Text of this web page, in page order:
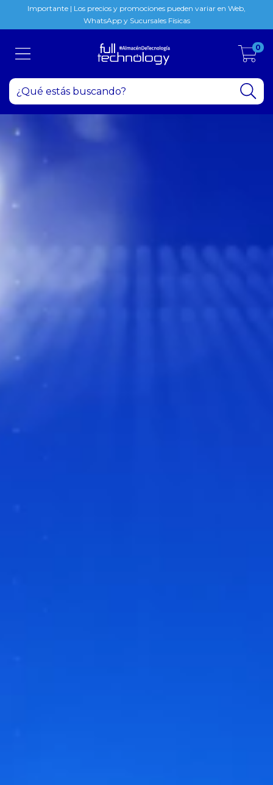
Importante | Los precios y promociones pueden variar en Web,
WhatsApp y Sucursales Físicas
0